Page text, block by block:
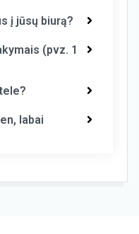
į jūsų biurą?
(pvz. 1
labai